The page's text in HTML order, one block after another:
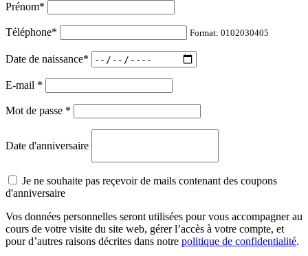
Prénom*
Téléphone* Format: 0102030405
Date de naissance*
E-mail *
Mot de passe *
Date d'anniversaire
Je ne souhaite pas reçevoir de mails contenant des coupons
d'anniversaire
Vos données personnelles seront utilisées pour vous accompagner au
cours de votre visite du site web, gérer l’accès à votre compte, et
pour d’autres raisons décrites dans notre politique de confidentialité.